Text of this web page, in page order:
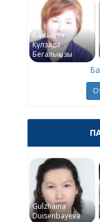
Бажықова
Күлзада
Бегалықызы
Gulzhaina
Duisenbayeva